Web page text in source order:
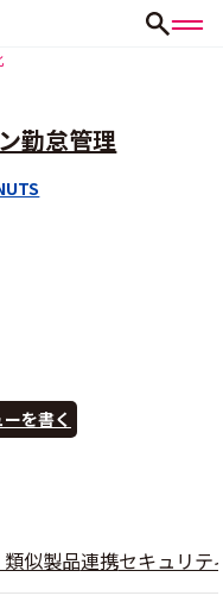
勤怠管理
ーを書く
似製品連携セキュリテ